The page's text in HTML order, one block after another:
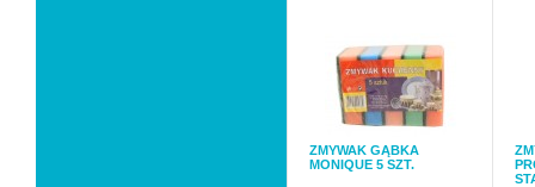
ZMYWAK GĄBKA
MONIQUE 5 SZT.